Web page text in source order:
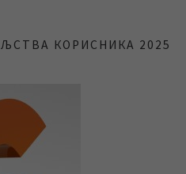
КОРИСНИКА 2025